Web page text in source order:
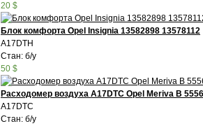
20 $
Блок комфорта Opel Insignia 13582898 13578112
A17DTH
Стан: б/у
50 $
Расходомер воздуха A17DTC Opel Meriva B
A17DTC
Стан: б/у